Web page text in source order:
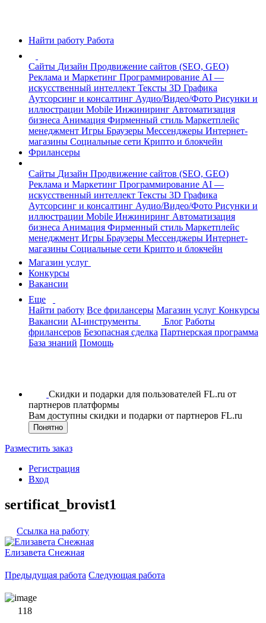
Найти работу Работа
Сайты Дизайн Продвижение сайтов (SEO, GEO)
Реклама и Маркетинг Программирование AI —
искусственный интеллект Тексты 3D Графика
Аутсорсинг и консалтинг Аудио/Видео/Фото Рисунки и
иллюстрации Mobile Инжиниринг Автоматизация
бизнеса Анимация Фирменный стиль Маркетплейс
менеджмент Игры Браузеры Мессенджеры Интернет-
магазины Социальные сети Крипто и блокчейн
Фрилансеры
Сайты Дизайн Продвижение сайтов (SEO, GEO)
Реклама и Маркетинг Программирование AI —
искусственный интеллект Тексты 3D Графика
Аутсорсинг и консалтинг Аудио/Видео/Фото Рисунки и
иллюстрации Mobile Инжиниринг Автоматизация
бизнеса Анимация Фирменный стиль Маркетплейс
менеджмент Игры Браузеры Мессенджеры Интернет-
магазины Социальные сети Крипто и блокчейн
Магазин услуг
Конкурсы
Вакансии
Еще
Найти работу Все фрилансеры Магазин услуг Конкурсы
Вакансии AI-инструменты Блог Работы
фрилансеров Безопасная сделка Партнерская программа
База знаний Помощь
Скидки и подарки для пользователей FL.ru от
партнеров платформы
Вам доступны скидки и подарки от партнеров FL.ru
Понятно
Разместить заказ
Регистрация
Вход
sertificat_brovist1
Ссылка на работу
Елизавета Снежная
Предыдущая работа Следующая работа
118